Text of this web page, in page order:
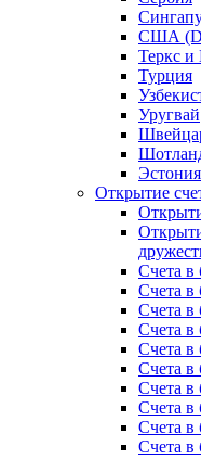
США
Теркс и
Турция
Уругвай
Эстония
Открытие
Счета в
Счета в
Счета в
Счета в
Счета в
Счета в
Счета в
Счета в
Счета в
Счета в